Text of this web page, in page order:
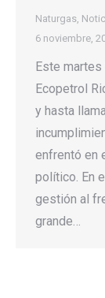
Naturgas,
6 noviembre,
Este
Ecopetrol
y hasta
enfrentó en
político. En
gestión al
grande…